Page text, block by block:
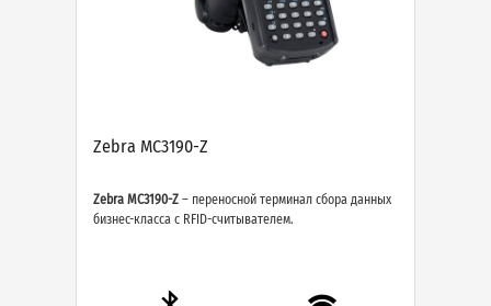
Zebra MC3190-Z
Zebra MC3190-Z – переносной терминал сбора данных
бизнес-класса с RFID-считывателем.